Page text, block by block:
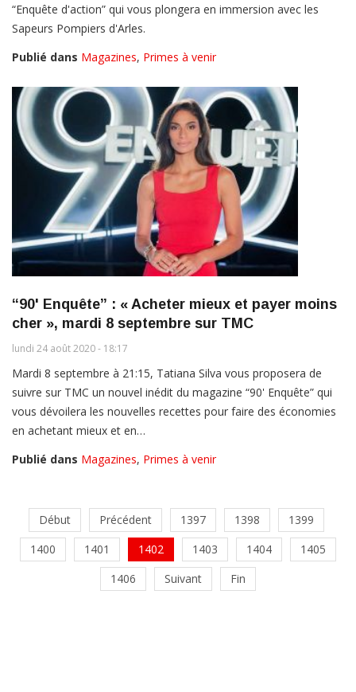
“Enquête d'action” qui vous plongera en immersion avec les
Sapeurs Pompiers d'Arles.
Publié dans Magazines, Primes à venir
“90' Enquête” : « Acheter mieux et payer moins
cher », mardi 8 septembre sur TMC
lundi 24 août 2020 - 18:17
Mardi 8 septembre à 21:15, Tatiana Silva vous proposera de
suivre sur TMC un nouvel inédit du magazine “90' Enquête” qui
vous dévoilera les nouvelles recettes pour faire des économies
en achetant mieux et en…
Publié dans Magazines, Primes à venir
Début Précédent 1397 1398
1399
1400
1401 1402 1403 1404
1405
1406
Suivant Fin